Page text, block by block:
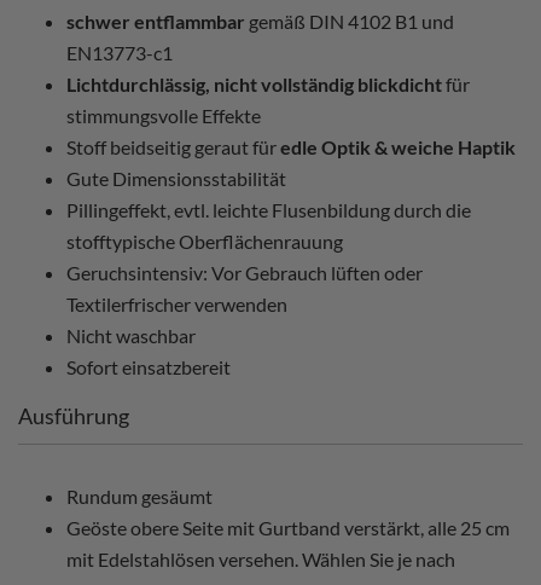
schwer entflammbar gemäß DIN 4102 B1 und
EN13773-c1
Lichtdurchlässig, nicht vollständig blickdichtfür
stimmungsvolle Effekte
Stoff beidseitig geraut füredle Optik & weiche Haptik
Gute Dimensionsstabilität
Pillingeffekt, evtl. leichte Flusenbildung durch die
stofftypische Oberflächenrauung
Geruchsintensiv: Vor Gebrauch lüften oder
Textilerfrischer verwenden
Nicht waschbar
Sofort einsatzbereit
Ausführung
Rundum gesäumt
Geöste obere Seite mit Gurtband verstärkt, alle 25 cm
mit Edelstahlösen versehen. Wählen Sie je nach